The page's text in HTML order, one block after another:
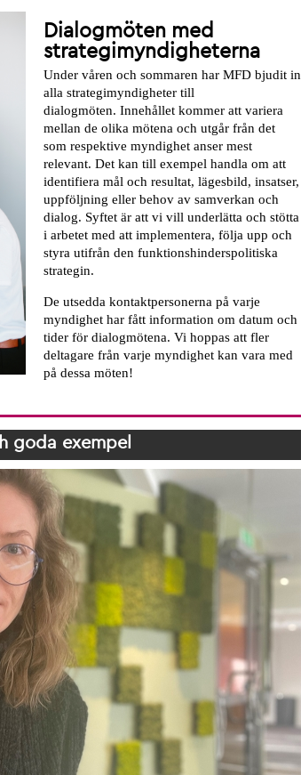
Dialogmöten med
strategimyndigheterna
Under våren och sommaren har MFD bjudit in
alla strategimyndigheter till
dialogmöten. Innehållet kommer att variera
mellan de olika mötena och utgår från det
som respektive myndighet anser mest
relevant. Det kan till exempel handla om att
identifiera mål och resultat, lägesbild, insatser,
uppföljning eller behov av samverkan och
dialog. Syftet är att vi vill underlätta och stötta
i arbetet med att implementera, följa upp och
styra utifrån den funktionshinderspolitiska
strategin.
De utsedda kontaktpersonerna på varje
myndighet har fått information om datum och
tider för dialogmötena. Vi hoppas att fler
deltagare från varje myndighet kan vara med
på dessa möten!
goda exempel